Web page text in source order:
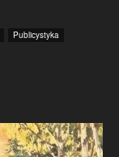
Publicystyka